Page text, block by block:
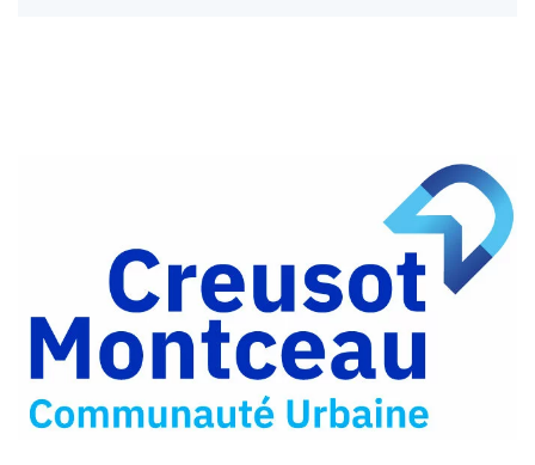
Facebook
Partager
Twitter
Partager
par
e-
mail